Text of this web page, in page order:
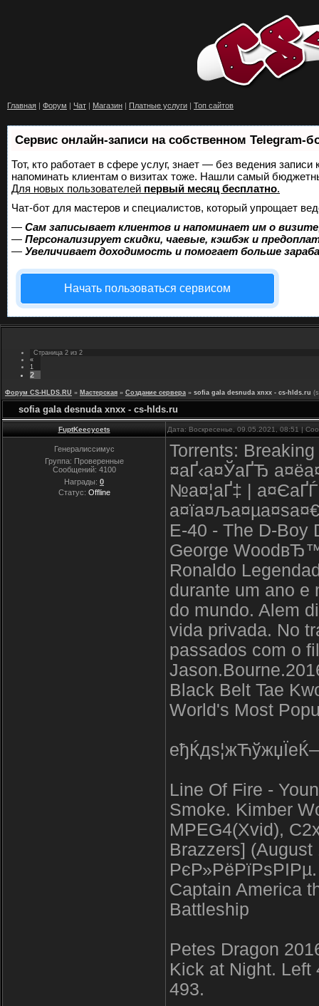
Главная | Форум | Чат | Магазин | Платные услуги | Топ сайтов
Сервис онлайн-записи на собственном Telegram-
Тот, кто работает в сфере услуг, знает — без ведения
напоминать клиентам о визитах тоже. Нашли самый
Для новых пользователей первый месяц бесплатно.
Чат-бот для мастеров и специалистов, который упрощает
— Сам записывает клиентов и напоминает им о
— Персонализирует скидки, чаевые, кэшбэк и
— Увеличивает доходимость и помогает больше
Начать пользоваться сервисом
Страница 2 из 2
«
1
2
Форум CS-HLDS.RU » Мастерская » Создание сервера » sofia gala desnuda xnxx - cs-hlds.ru
sofia gala desnuda xnxx - cs-hlds.ru
FuptKeecycets Дата: Воскресенье, 09.05.2021, 08:51 |
Генералиссимус
Группа: Проверенные
Сообщений: 4100
Награды: 0
Статус: Offline
Torrents:
¤аҐ‹а¤ЎаҐЂ
№а¤¦аҐ‡ |
E-40 - The D-Boy
George
Ronaldo
durante um ano e
do mundo. Alem
vida privada. No
passados com o
Black Belt Tae
World's Most
Line Of Fire -
Smoke. Kimber
MPEG4(Xvid),
Brazzers]
РєР»РёРїРѕРІРµ.
Captain America
Battleship
Petes Dragon
Kick at Night. Left
493.